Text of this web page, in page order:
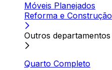
Móveis Planejados
Reforma e Construção
Outros departamentos
Quarto Completo